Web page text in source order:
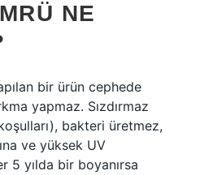
NE
bir ürün cephede
yapmaz. Sızdırmaz
bakteri üretmez,
ve yüksek UV
5 yılda bir boyanırsa